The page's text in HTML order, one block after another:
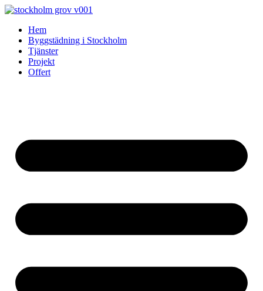
Skip
contentHem
Byggstädning i Stockholm
Tjänster
Projekt
Offert